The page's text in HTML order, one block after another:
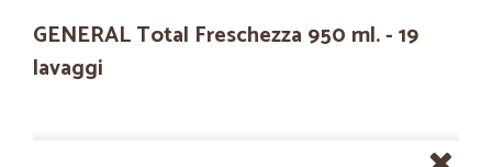
GENERAL Total Freschezza 950 ml. - 19
lavaggi